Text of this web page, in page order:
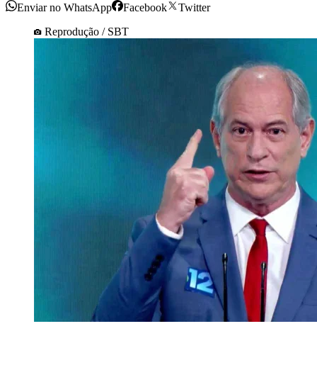
Enviar no WhatsApp Facebook
Twitter
Reprodução / SBT